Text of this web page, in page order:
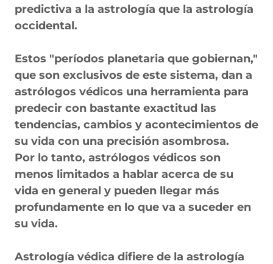
predictiva a la astrología que la astrología
occidental.
Estos "períodos planetaria que gobiernan,"
que son exclusivos de este sistema, dan a
astrólogos védicos una herramienta para
predecir con bastante exactitud las
tendencias, cambios y acontecimientos de
su vida con una precisión asombrosa.
Por lo tanto, astrólogos védicos son
menos limitados a hablar acerca de su
vida en general y pueden llegar más
profundamente en lo que va a suceder en
su vida.
Astrología védica difiere de la astrología